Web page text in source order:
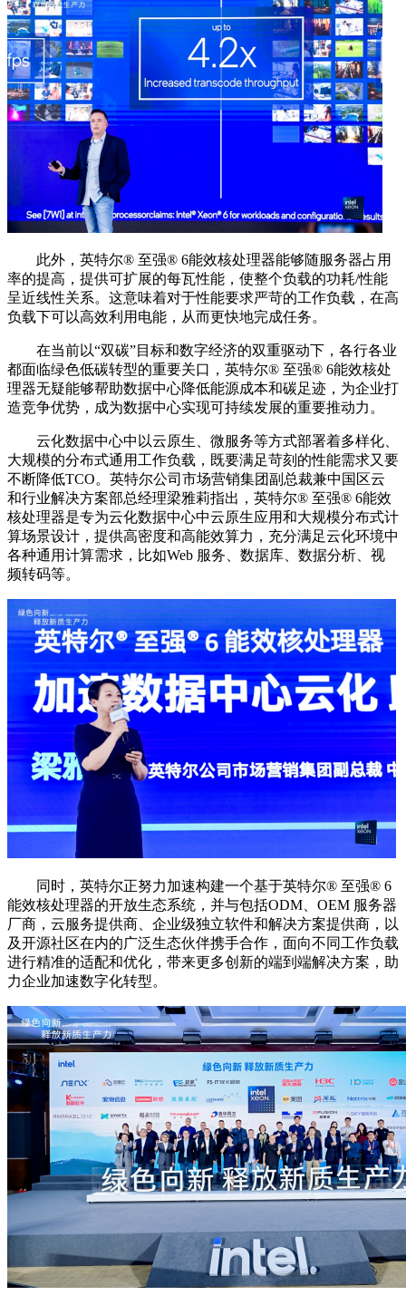
此外，英特尔®️ 至强®️ 6能效核处理器能够随服务器占用
率的提高，提供可扩展的每瓦性能，使整个负载的功耗/性能
呈近线性关系。这意味着对于性能要求严苛的工作负载，在高
负载下可以高效利用电能，从而更快地完成任务。
在当前以“双碳”目标和数字经济的双重驱动下，各行各业
都面临绿色低碳转型的重要关口，英特尔®️ 至强®️ 6能效核处
理器无疑能够帮助数据中心降低能源成本和碳足迹，为企业打
造竞争优势，成为数据中心实现可持续发展的重要推动力。
云化数据中心中以云原生、微服务等方式部署着多样化、
大规模的分布式通用工作负载，既要满足苛刻的性能需求又要
不断降低TCO。英特尔公司市场营销集团副总裁兼中国区云
和行业解决方案部总经理梁雅莉指出，英特尔® 至强® 6能效
核处理器是专为云化数据中心中云原生应用和大规模分布式计
算场景设计，提供高密度和高能效算力，充分满足云化环境中
各种通用计算需求，比如Web 服务、数据库、数据分析、视
频转码等。
同时，英特尔正努力加速构建一个基于英特尔®️ 至强®️ 6
能效核处理器的开放生态系统，并与包括ODM、OEM 服务器
厂商，云服务提供商、企业级独立软件和解决方案提供商，以
及开源社区在内的广泛生态伙伴携手合作，面向不同工作负载
进行精准的适配和优化，带来更多创新的端到端解决方案，助
力企业加速数字化转型。